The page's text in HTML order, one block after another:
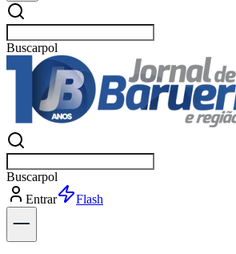
Buscarnotíci
Buscarnotíci
Entrar
Explorar